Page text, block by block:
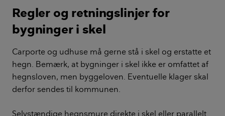
Regler og retningslinjer for
bygninger i skel
Carporte og udhuse må gerne stå i skel og erstatte et
hegn. Bemærk, at bygninger i skel ikke er omfattet af
hegnsloven, men byggeloven. Eventuelle klager skal
derfor sendes til kommunen.
Selvstændige hegnsmure direkte i skel eller parallelt